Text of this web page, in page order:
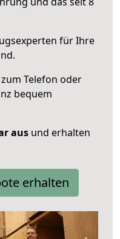
für Ihre
Telefon oder
bequem
aus und erhalten
erhalten